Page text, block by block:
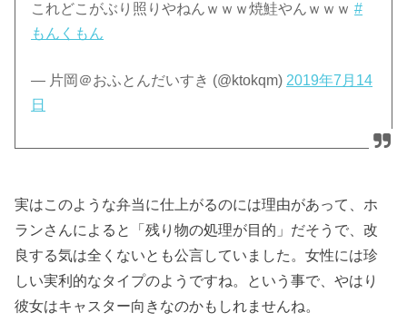
これどこがぶり照りやねんｗｗｗ焼鮭やんｗｗｗ#
もんくもん
— 片岡＠おふとんだいすき (@ktokqm) 2019年7月14
日
実はこのような弁当に仕上がるのには理由があって、ホ
ランさんによると「残り物の処理が目的」だそうで、改
良する気は全くないとも公言していました。女性には珍
しい実利的なタイプのようですね。という事で、やはり
彼女はキャスター向きなのかもしれませんね。